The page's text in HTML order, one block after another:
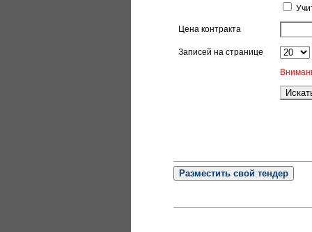
Цена контракта
Записей на странице
Разместить свой тендер